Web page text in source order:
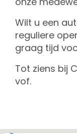
Wilt u een
reguliere
graag tijd
Tot ziens bij
vof.